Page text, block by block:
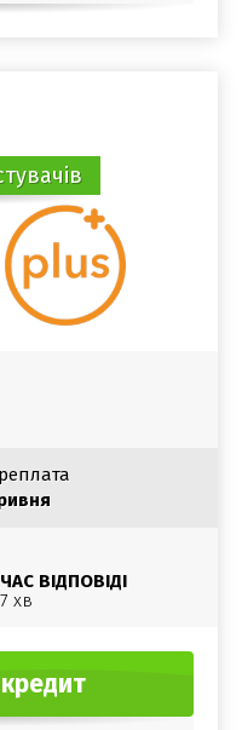
ЧАС ВІДПОВІДІ
7 хв